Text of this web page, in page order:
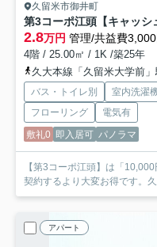
久留米市御井町
第3コーポ江頭【キャッシ
2.8万円 管理/共益費3,000
4階 / 25.00㎡ / 1K /築25年
久大本線「久留米大学前
バス・トイレ別 室内洗濯
フローリング
電気有
敷礼0 即入居可 パノラマ
【第3コーポ江頭】は「
契約するより大変お得です。
アパート